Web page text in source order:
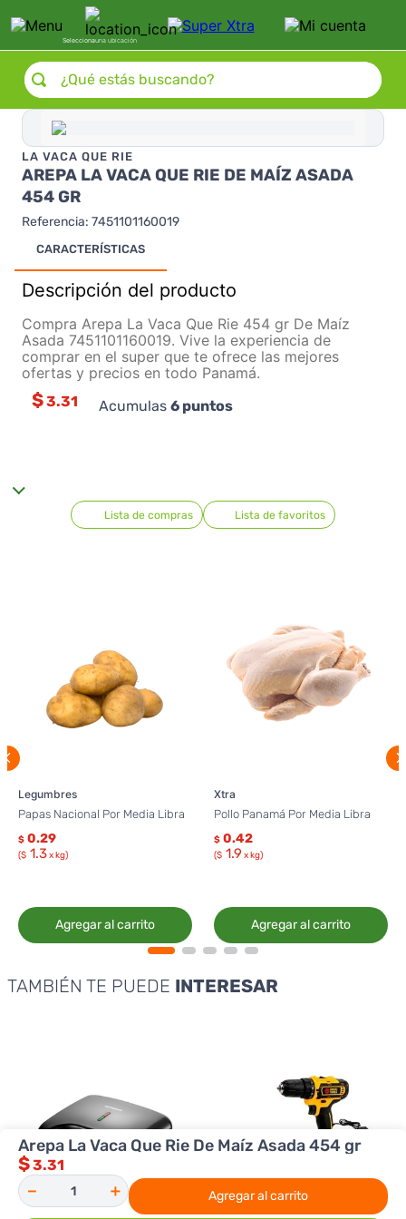
Seleccionauna ubicación
¿Qué estás buscando?
LA VACA QUE RIE
AREPA LA VACA QUE RIE DE MAÍZ ASADA
454 GR
Referencia: 7451101160019
CARACTERÍSTICAS
Descripción del producto
Compra Arepa La Vaca Que Rie 454 gr De Maíz
Asada 7451101160019. Vive la experiencia de
comprar en el super que te ofrece las mejores
ofertas y precios en todo Panamá.
$3.31 Acumulas 6puntos
Lista de compras Lista de favoritos
Legumbres
Papas Nacional Por Media Libra
$ 0.29
($ 1.3x kg)
Agregar al carrito
Xtra
Pollo Panamá Por Media Libra
$ 0.42
($ 1.9 x kg)
Agregar al carrito
TAMBIÉN TE PUEDE INTERESAR
Arepa La Vaca Que Rie De Maíz Asada 454 gr
$3.31
＋
－ Agregar al carrito